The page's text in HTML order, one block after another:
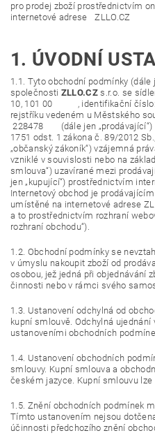
pro prodej zboží prostřednictvím
internetové adrese ZLLO.CZ
1. ÚVODNÍ
1.1. Tyto obchodní podmínky (dále
společnosti ZLLO.CZ s.r.o. se
10, 101 00 , identifikační číslo:
rejstříku vedeném u Městského
228478 (dále jen „prodávající“)
1751 odst. 1 zákona č. 89/2012
„občanský zákoník“) vzájemná
vzniklé v souvislosti nebo na
smlouva“) uzavírané mezi
jen „kupující“) prostřednictvím
Internetový obchod je
umístěné na internetové adrese
a to prostřednictvím rozhraní
rozhraní obchodu“).
1.2. Obchodní podmínky se
v úmyslu nakoupit zboží od
osobou, jež jedná při objednávání
činnosti nebo v rámci svého
1.3. Ustanovení odchylná od
kupní smlouvě. Odchylná
ustanoveními obchodních
1.4. Ustanovení obchodních
smlouvy. Kupní smlouva a
českém jazyce. Kupní smlouvu
1.5. Znění obchodních podmínek
Tímto ustanovením nejsou
účinnosti předchozího znění